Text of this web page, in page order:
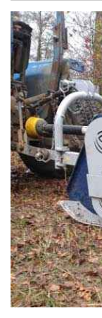
N
New
Nilfisk
Ninja
Novatec
Novital
NuAir
NuovaFac
O
Officine
Oliviero
Olix
OMA
Omas
Ompagrill